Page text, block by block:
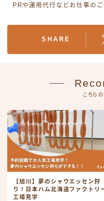
PRや運用代行などお仕事の
SHARE
こちら
【旭川】夢のシャウエッセン狩
り！日本ハム北海道ファクトリ
工場見学